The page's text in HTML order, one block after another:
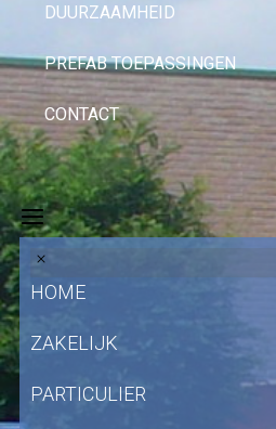
DUURZAAMHEID
PREFAB TOEPASSINGEN
CONTACT
HOME
ZAKELIJK
PARTICULIER